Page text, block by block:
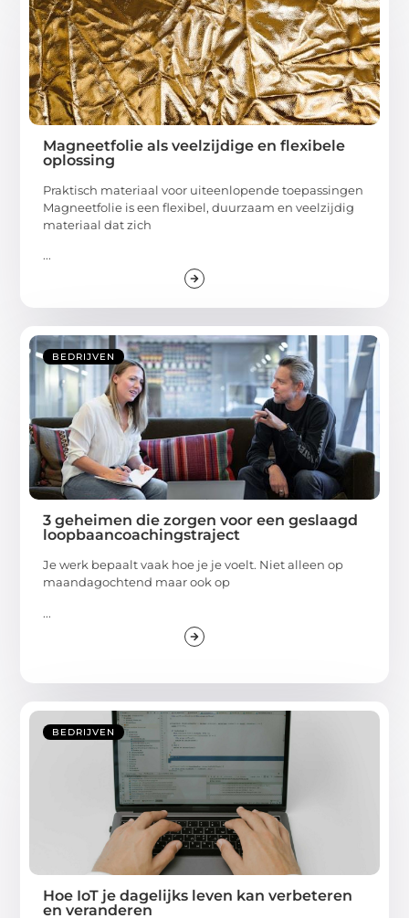
Magneetfolie als veelzijdige en flexibele
oplossing
Praktisch materiaal voor uiteenlopende toepassingen
Magneetfolie is een flexibel, duurzaam en veelzijdig
materiaal dat zich
...
BEDRIJVEN
3 geheimen die zorgen voor een geslaagd
loopbaancoachingstraject
Je werk bepaalt vaak hoe je je voelt. Niet alleen op
maandagochtend maar ook op
...
BEDRIJVEN
Hoe IoT je dagelijks leven kan verbeteren
en veranderen